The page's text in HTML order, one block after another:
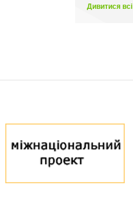
Дивитися всі